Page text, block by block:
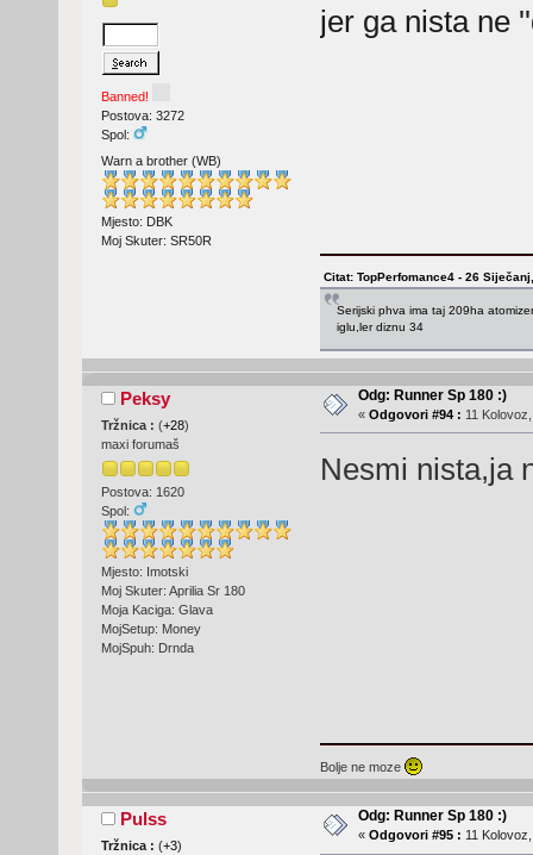
Banned!
Postova: 3272
Spol:
Warn a brother (WB)
Mjesto: DBK
Moj Skuter: SR50R
jer ga nista ne
Citat: TopPerfomance4 - 26
Serijski phva ima taj 209ha
iglu,ler diznu 34
Peksy
Tržnica : (+28)
maxi forumaš
Postova: 1620
Spol:
Mjesto: Imotski
Moj Skuter: Aprilia Sr 180
Moja Kaciga: Glava
MojSetup: Money
MojSpuh: Drnda
Odg: Runner Sp 180 :)
« Odgovori #94 : 11
Nesmi nista,ja
Bolje ne moze
Pulss
Tržnica : (+3)
Odg: Runner Sp 180 :)
« Odgovori #95 : 11